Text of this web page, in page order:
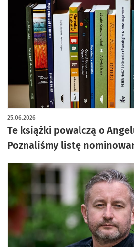
Te książki powalczą o
Poznaliśmy listę
25.06.2026